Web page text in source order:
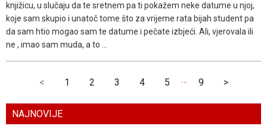
knjižicu, u slučaju da te sretnem pa ti pokažem neke datume u njoj,
koje sam skupio i unatoč tome što za vrijeme rata bijah student pa
da sam htio mogao sam te datume i pečate izbjeći. Ali, vjerovala ili
ne , imao sam muda, a to ...
< 1 2 3 4 5 … 9 >
NAJNOVIJE